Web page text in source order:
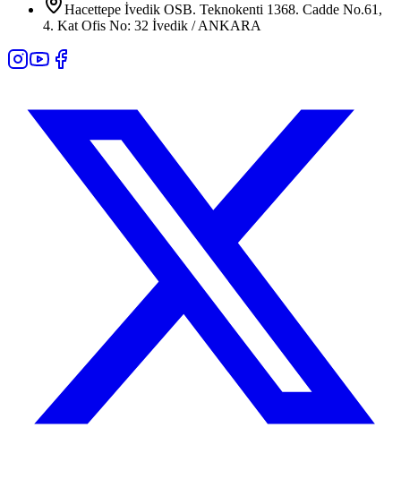
Hacettepe İvedik OSB. Teknokenti 1368. Cadde No.61,
4. Kat Ofis No: 32 İvedik / ANKARA